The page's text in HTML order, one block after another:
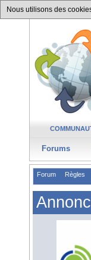
Nous utilisons des
Forums
Forum Règles